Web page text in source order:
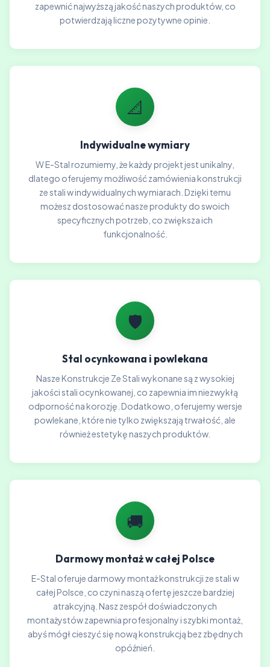
zapewnić najwyższą jakość naszych produktów, co
potwierdzają liczne pozytywne opinie.
📐
Indywidualne wymiary
W E-Stal rozumiemy, że każdy projekt jest unikalny,
dlatego oferujemy możliwość zamówienia konstrukcji
ze stali w indywidualnych wymiarach. Dzięki temu
możesz dostosować nasze produkty do swoich
specyficznych potrzeb, co zwiększa ich
funkcjonalność.
🛡️
Stal ocynkowana i powlekana
Nasze Konstrukcje Ze Stali wykonane są z wysokiej
jakości stali ocynkowanej, co zapewnia im niezwykłą
odporność na korozję. Dodatkowo, oferujemy wersje
powlekane, które nie tylko zwiększają trwałość, ale
również estetykę naszych produktów.
🚚
Darmowy montaż w całej Polsce
E-Stal oferuje darmowy montaż konstrukcji ze stali w
całej Polsce, co czyni naszą ofertę jeszcze bardziej
atrakcyjną. Nasz zespół doświadczonych
montażystów zapewnia profesjonalny i szybki montaż,
abyś mógł cieszyć się nową konstrukcją bez zbędnych
opóźnień.